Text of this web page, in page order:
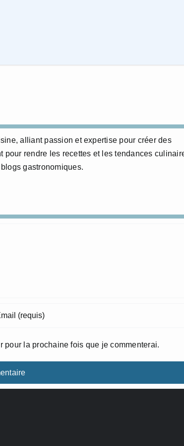
alliant passion et expertise pour créer des
pour rendre les recettes et les tendances
gastronomiques.
pour la prochaine fois que je commenterai.